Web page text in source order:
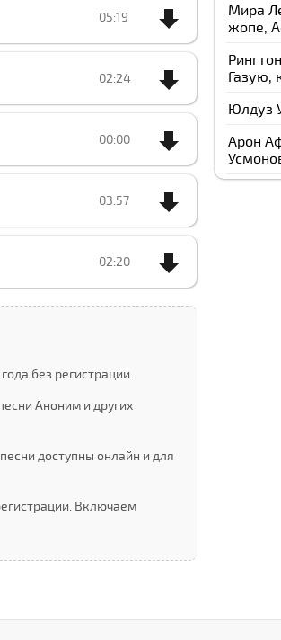
05:19
02:24
00:00
03:57
02:20
без регистрации.
Аноним и других
доступны онлайн и для
Включаем
Мира
жопе,
Газую,
Юлдуз
Арон